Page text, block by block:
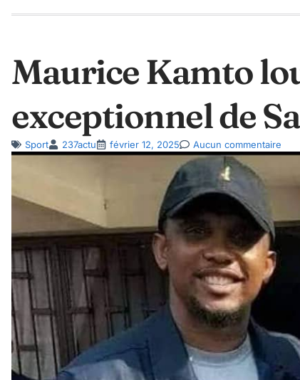
Maurice Kamto
exceptionnel de
Sport 237actu février 12, 2025 Aucun commentaire